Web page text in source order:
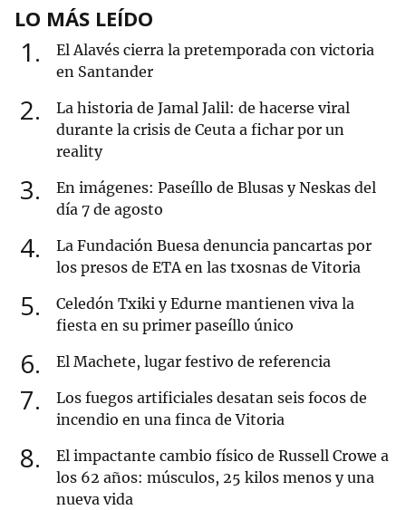
LO MÁS LEÍDO
1
El Alavés cierra la pretemporada con victoria
en Santander
2
La historia de Jamal Jalil: de hacerse viral
durante la crisis de Ceuta a fichar por un
reality
3
En imágenes: Paseíllo de Blusas y Neskas del
día 7 de agosto
4
La Fundación Buesa denuncia pancartas por
los presos de ETA en las txosnas de Vitoria
5
Celedón Txiki y Edurne mantienen viva la
fiesta en su primer paseíllo único
6 El Machete, lugar festivo de referencia
7
Los fuegos artificiales desatan seis focos de
incendio en una finca de Vitoria
8
El impactante cambio físico de Russell Crowe a
los 62 años: músculos, 25 kilos menos y una
nueva vida